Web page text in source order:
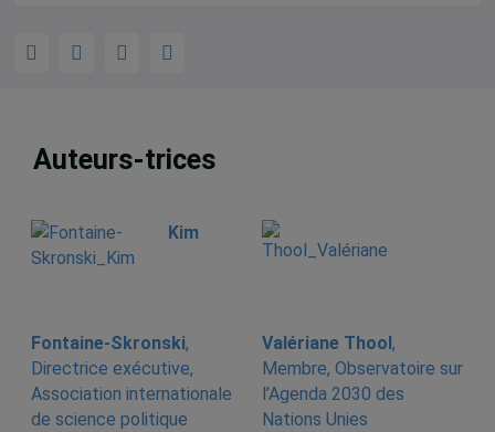
Auteurs-trices
Kim
Fontaine-Skronski,
Directrice exécutive,
Association internationale
de science politique
Valériane Thool,
Membre, Observatoire sur
l’Agenda 2030 des
Nations Unies